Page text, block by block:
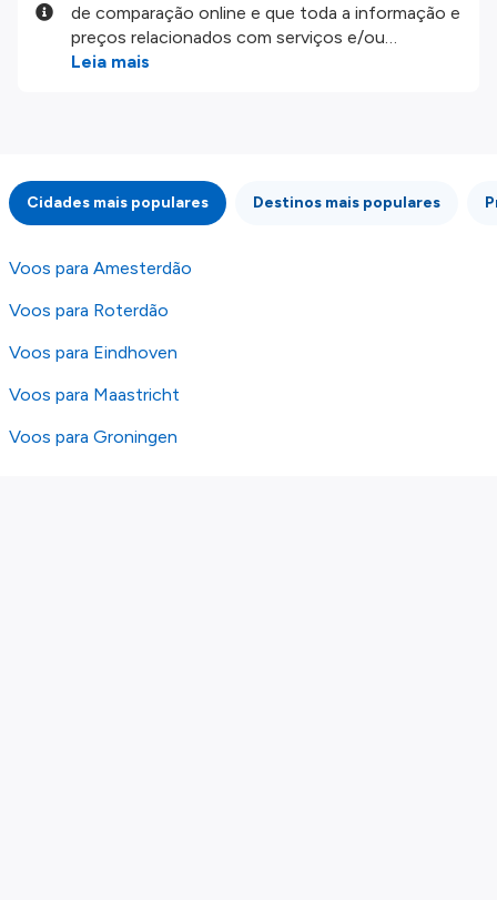
de comparação online e que toda a informação e
preços relacionados com serviços e/ou
produtos disponíveis no nosso website são
integridade ou pela precisão da informação
publicada, por isso verifique com atenção todas
as condições no website do parceiro antes de
fazer uma reserva. Para mais detalhes verifique
os nossos Termos e Condições
Leia mais
Cidades mais populares Destinos mais populares
Voos para Amesterdão
Voos para Roterdão
Voos para Eindhoven
Voos para Maastricht
Voos para Groningen